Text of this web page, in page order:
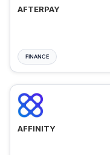
AFTERPAY
FINANCE
AFFINITY